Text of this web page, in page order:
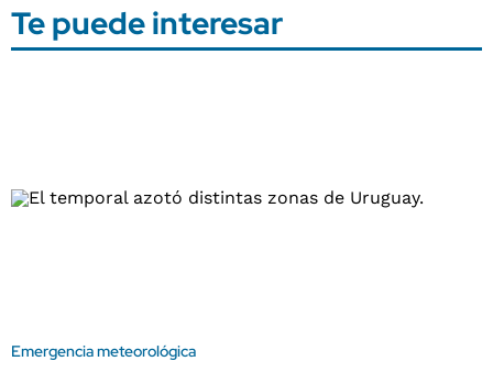
Te puede interesar
Emergencia meteorológica